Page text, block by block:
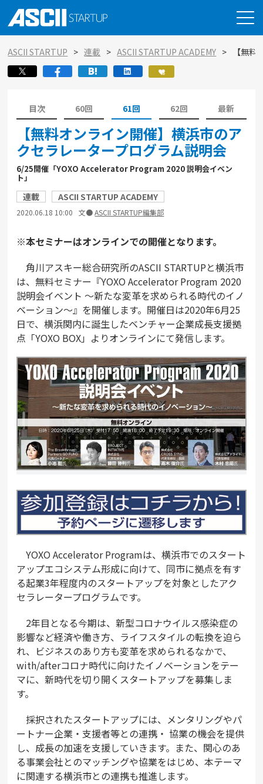
ASCII STARTUP 連載 ASCII STARTUP ACADEMY 【無
目次 60回 61回 62回 最新
【無料オンライン開催】横浜市のア
クセラレータープログラム説明会
6/25開催「YOXO Accelerator Program 2020 説明会イベン
ト」
連載 ASCII STARTUP ACADEMY
2020.06.18 10:00 文●ASCII STARTUP編集部
※本セミナーはオンラインでの開催となります。
角川アスキー総合研究所のASCII STARTUPと横浜市
は、無料セミナー『YOXO Accelerator Program 2020
説明会イベント ～新たな変革を求められる時代のイノ
ベーション～』を開催します。開催日は2020年6月25
日で、横浜関内に誕生したベンチャー企業成長支援拠
点「YOXO BOX」よりオンラインにて発信します。
YOXO Accelerator Programは、横浜市でのスタート
アップエコシステム形成に向けて、同市に拠点を有す
る起業3年程度内のスタートアップを対象としたアク
セラレータープログラムです。
2年目となる今期は、新型コロナウイルス感染症の
影響など経済や働き方、ライフスタイルの転換を迫ら
れ、ビジネスのあり方も変革を求められるなかで、
with/afterコロナ時代に向けたイノベーションをテー
マに、新時代を切り開くスタートアップを募集しま
す。
採択されたスタートアップには、メンタリングやパ
ートナー企業・支援者等との連携・ 協業の機会を提供
し、成⻑の加速を支援していきます。また、関心のあ
る事業会社とのマッチングや協業をはじめ、本テーマ
に関連する横浜市との連携も推進します。